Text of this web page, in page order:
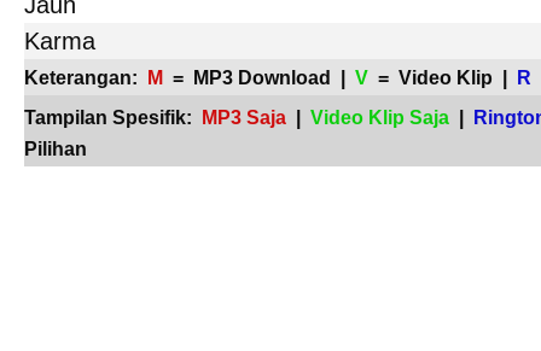
Karma
Keterangan: M = MP3 Download | V = Video Klip | R
Tampilan Spesifik: MP3 Saja | Video Klip Saja |
Pilihan